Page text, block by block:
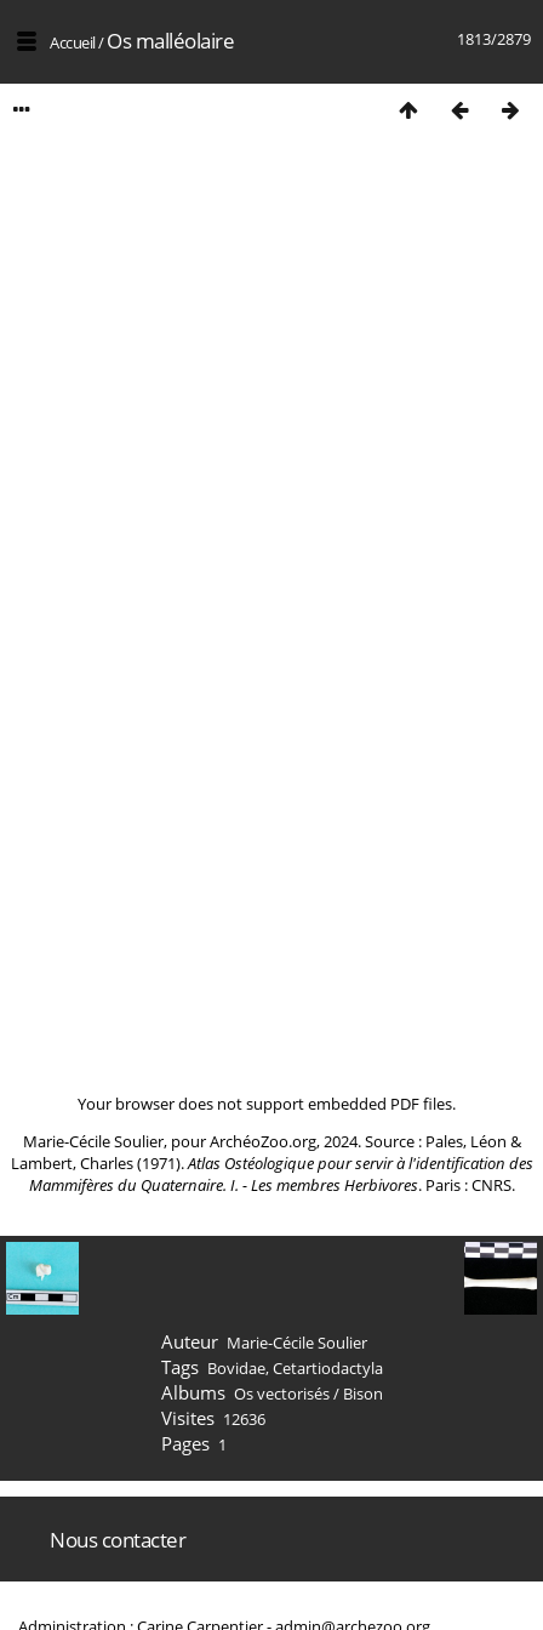
1813/2879
Accueil/Os malléolaire
Your browser does not support embedded PDF files.
Marie-Cécile Soulier, pour ArchéoZoo.org, 2024. Source : Pales, Léon &
Lambert, Charles (1971).Atlas Ostéologique pour servir à l'identification des
Mammifères du Quaternaire. I. - Les membres Herbivores. Paris : CNRS.
Auteur Marie-Cécile Soulier
Tags Bovidae,Cetartiodactyla
Albums Os vectorisés/ Bison
Visites 12636
Pages 1
Nous contacter